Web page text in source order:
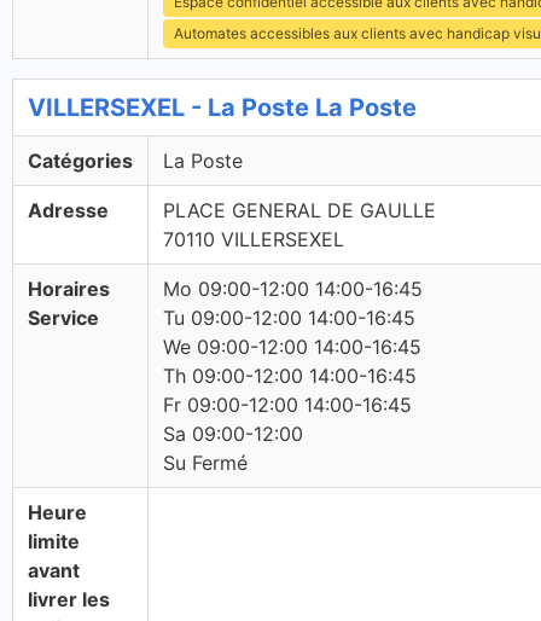
Automates accessibles aux clients avec handicap
VILLERSEXEL - La Poste La Poste
Catégories La Poste
Adresse
PLACE GENERAL DE GAULLE
70110 VILLERSEXEL
Horaires
Service
Mo 09:00-12:00 14:00-16:45
Tu 09:00-12:00 14:00-16:45
We 09:00-12:00 14:00-16:45
Th 09:00-12:00 14:00-16:45
Fr 09:00-12:00 14:00-16:45
Sa 09:00-12:00
Su Fermé
Heure
limite
avant
livrer les